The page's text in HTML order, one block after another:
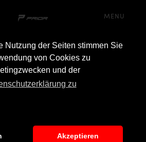
Nutzung der Seiten stimmen Sie
von Cookies zu
und der
zu
Akzeptieren
MENU